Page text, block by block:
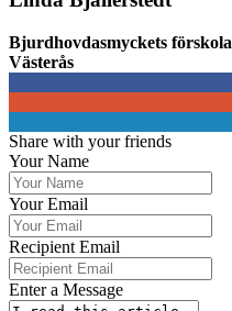
Bjurdhovdasmyckets förskola
Västerås
Share with your friends
Your Name
Your Email
Recipient Email
Enter a Message